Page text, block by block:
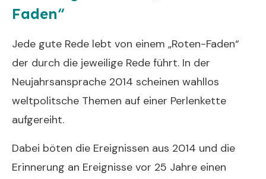
Faden“
Jede gute Rede lebt von einem „Roten-Faden“
der durch die jeweilige Rede führt. In der
Neujahrsansprache 2014 scheinen wahllos
weltpolitsche Themen auf einer Perlenkette
aufgereiht.
Dabei böten die Ereignissen aus 2014 und die
Erinnerung an Ereignisse vor 25 Jahre einen